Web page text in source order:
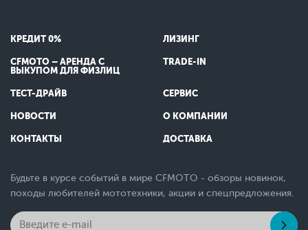
КРЕДИТ 0% ЛИЗИНГ
CFMOTO – АРЕНДА С
ВЫКУПОМ ДЛЯ ФИЗЛИЦ
TRADE-IN
ТЕСТ-ДРАЙВ СЕРВИС
НОВОСТИ О КОМПАНИИ
КОНТАКТЫ ДОСТАВКА
Будьте в курсе событий в мире CFMOTO - обзоры новинок,
походы любителей мототехники, акции и спецпредложения.